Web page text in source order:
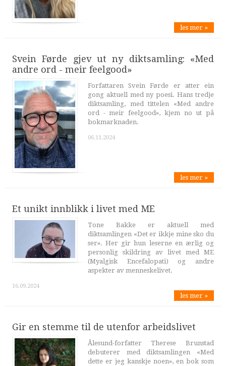
les mer »
Svein Førde gjev ut ny diktsamling: «Med
andre ord - meir feelgood»
Forfattaren Svein Førde er atter ein
gong aktuell med ny poesi. Hans tredje
diktsamling, med tittelen «Med andre
ord - meir feelgood», kjem no ut på
bokmarknaden.
06.11.2024
les mer »
Et unikt innblikk i livet med ME
Tone Bakke er aktuell med
diktsamlingen «Det er ikkje mine sko du
ser». Her gir hun leserne en ærlig og
personlig skildring av livet med ME
(Myalgisk Encefalopati) og andre
aspekter av menneskelivet.
16.09.2024
les mer »
Gir en stemme til de utenfor arbeidslivet
Ålesund-forfatter Therese Brunstad
debuterer med diktsamlingen «Med
dette er jeg kanskje noen», en bok som